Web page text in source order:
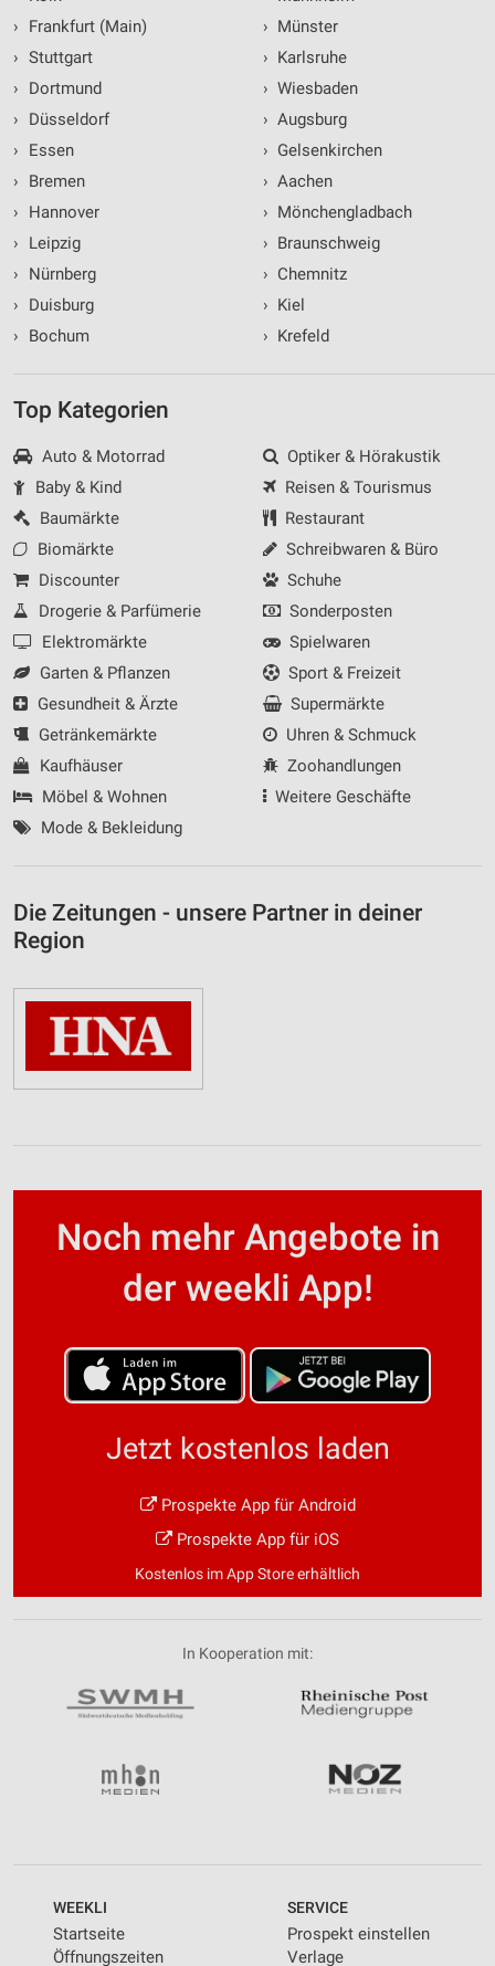
›
Frankfurt (Main)
› Stuttgart
›
Dortmund
›
Düsseldorf
›
Essen
›
Bremen
›
Hannover
›
Leipzig
›
Nürnberg
›
Duisburg
›
Bochum
› Münster
› Karlsruhe
› Wiesbaden
› Augsburg
› Gelsenkirchen
› Aachen
› Mönchengladbach
› Braunschweig
› Chemnitz
› Kiel
› Krefeld
Top Kategorien
Auto & Motorrad
Baby & Kind
Baumärkte
Biomärkte
Discounter
Drogerie & Parfümerie
Elektromärkte
Garten & Pflanzen
Gesundheit & Ärzte
Getränkemärkte
Kaufhäuser
Möbel & Wohnen
Mode & Bekleidung
Optiker & Hörakustik
Reisen & Tourismus
Restaurant
Schreibwaren & Büro
Schuhe
Sonderposten
Spielwaren
Sport & Freizeit
Supermärkte
Uhren & Schmuck
Zoohandlungen
Weitere Geschäfte
Die Zeitungen - unsere Partner in deiner
Region
Noch mehr Angebote in
der weekli App!
Jetzt kostenlos laden
Prospekte App für Android
Prospekte App für iOS
Kostenlos im App Store erhältlich
In Kooperation mit:
WEEKLI
Startseite
Öffnungszeiten
SERVICE
Prospekt einstellen
Verlage